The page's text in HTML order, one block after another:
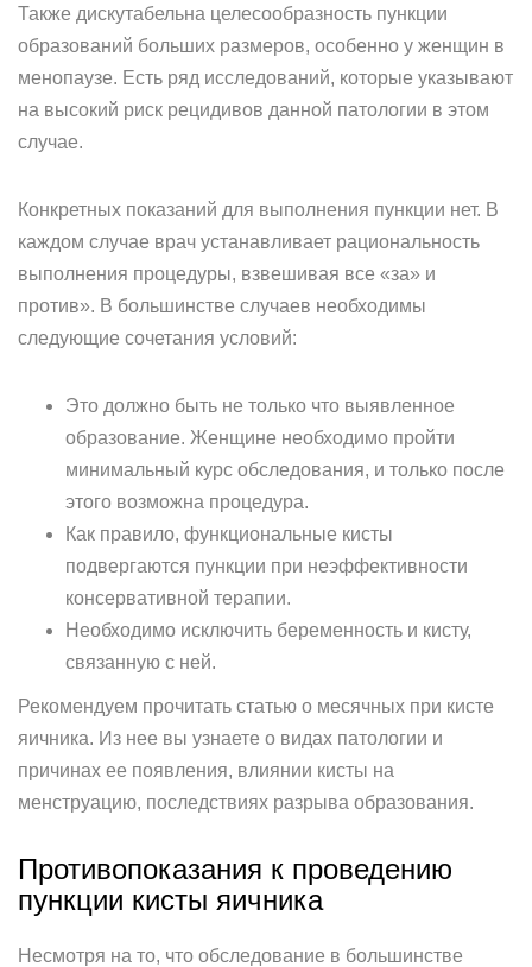
Также дискутабельна целесообразность пункции
образований больших размеров, особенно у женщин в
менопаузе. Есть ряд исследований, которые указывают
на высокий риск рецидивов данной патологии в этом
случае.
Конкретных показаний для выполнения пункции нет. В
каждом случае врач устанавливает рациональность
выполнения процедуры, взвешивая все «за» и
против». В большинстве случаев необходимы
следующие сочетания условий:
Это должно быть не только что выявленное
образование. Женщине необходимо пройти
минимальный курс обследования, и только после
этого возможна процедура.
Как правило, функциональные кисты
подвергаются пункции при неэффективности
консервативной терапии.
Необходимо исключить беременность и кисту,
связанную с ней.
Рекомендуем прочитать статью о месячных при кисте
яичника. Из нее вы узнаете о видах патологии и
причинах ее появления, влиянии кисты на
менструацию, последствиях разрыва образования.
Противопоказания к проведению
пункции кисты яичника
Несмотря на то, что обследование в большинстве